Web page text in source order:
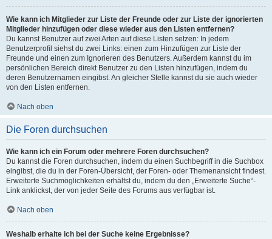
Wie kann ich Mitglieder zur Liste der Freunde oder zur Liste der ignorierten
Mitglieder hinzufügen oder diese wieder aus den Listen entfernen?
Du kannst Benutzer auf zwei Arten auf diese Listen setzen: In jedem
Benutzerprofil siehst du zwei Links: einen zum Hinzufügen zur Liste der
Freunde und einen zum Ignorieren des Benutzers. Außerdem kannst du im
persönlichen Bereich direkt Benutzer zu den Listen hinzufügen, indem du
deren Benutzernamen eingibst. An gleicher Stelle kannst du sie auch wieder
von den Listen entfernen.
Nach oben
Die Foren durchsuchen
Wie kann ich ein Forum oder mehrere Foren durchsuchen?
Du kannst die Foren durchsuchen, indem du einen Suchbegriff in die Suchbox
eingibst, die du in der Foren-Übersicht, der Foren- oder Themenansicht findest.
Erweiterte Suchmöglichkeiten erhältst du, indem du den „Erweiterte Suche“-
Link anklickst, der von jeder Seite des Forums aus verfügbar ist.
Nach oben
Weshalb erhalte ich bei der Suche keine Ergebnisse?